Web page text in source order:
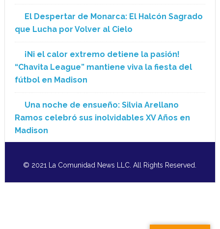
El Despertar de Monarca: El Halcón Sagrado
que Lucha por Volver al Cielo
¡Ni el calor extremo detiene la pasión!
“Chavita League” mantiene viva la fiesta del
fútbol en Madison
Una noche de ensueño: Silvia Arellano
Ramos celebró sus inolvidables XV Años en
Madison
© 2021 La Comunidad News LLC. All Rights Reserved.